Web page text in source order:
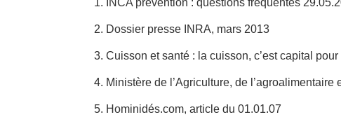
1. INCA prévention : questions fréquentes
2. Dossier presse INRA, mars 2013
3. Cuisson et santé : la cuisson, c’est capital
4. Ministère de l’Agriculture, de
5. Hominidés.com, article du 01.01.07